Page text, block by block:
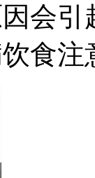
会引
食注